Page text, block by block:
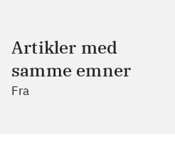
Artikler med
samme emner
Fra